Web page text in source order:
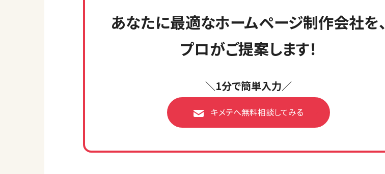
あなたに最適なホームページ制作会社を、
プロがご提案します！
＼1分で簡単入力／
キメテへ無料相談してみる